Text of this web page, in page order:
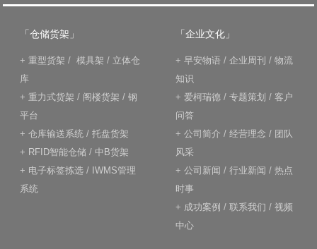
「仓储货架」
+ 重型货架 / 模具架 / 立体仓
库
+ 重力式货架 / 阁楼货架 / 钢
平台
+ 仓库输送系统 / 托盘货架
+ RFID智能仓储 / 中B货架
+ 电子标签拣选 / IWMS管理
系统
「企业文化」
+ 早安物语 / 企业周刊 / 物流
知识
+ 爱柯瑞德 / 专题策划 / 客户
问答
+ 公司简介 / 经营理念 / 团队
风采
+ 公司新闻 / 行业新闻 / 热点
时事
+ 成功案例 / 联系我们 / 视频
中心